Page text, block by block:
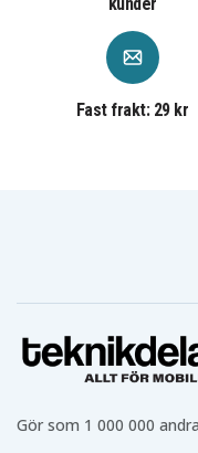
Fast frakt: 29 kr
Gör som 1 000 000